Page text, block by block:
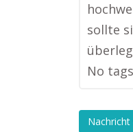
sollte
No
Nachricht